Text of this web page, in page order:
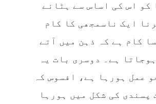
کو اس کی اساس سے ہٹانے
ایک ناسمجھی کا کام
کام ہے کہ ذہن میں آتے
ہے۔ دوسری بات یہ
عمل ہورہا ہے، افسوس کہ
پسندی کی شکل میں ہورہا